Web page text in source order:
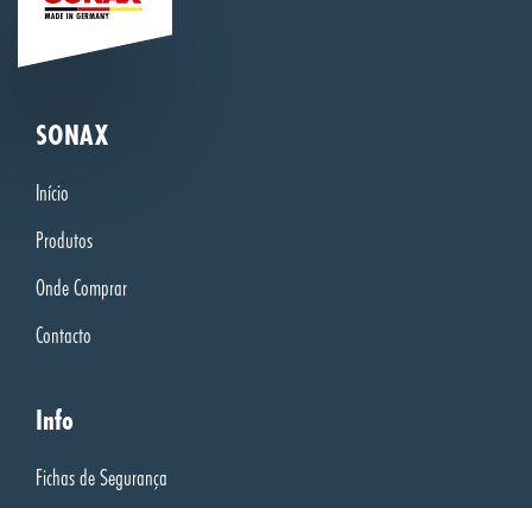
SONAX
Início
Produtos
Onde Comprar
Contacto
Info
Fichas de Segurança